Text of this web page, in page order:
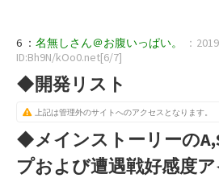
6 ： 名無しさん＠お腹いっぱい。
：
ID:Bh9N/kOo0.net[6/7]
◆開発リスト
上記は管理外のサイトへのアクセスとなります。
◆メインストーリーの
プおよび遭遇戦好感度